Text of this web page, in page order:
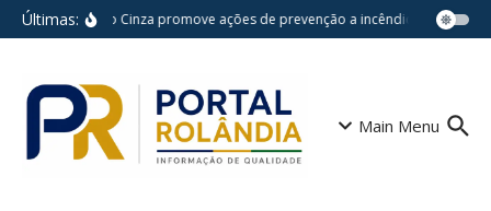
Ir para o conteúdo
Últimas:Agosto Cinza promove ações de prevenção a incêndios na Rede
Main Menu